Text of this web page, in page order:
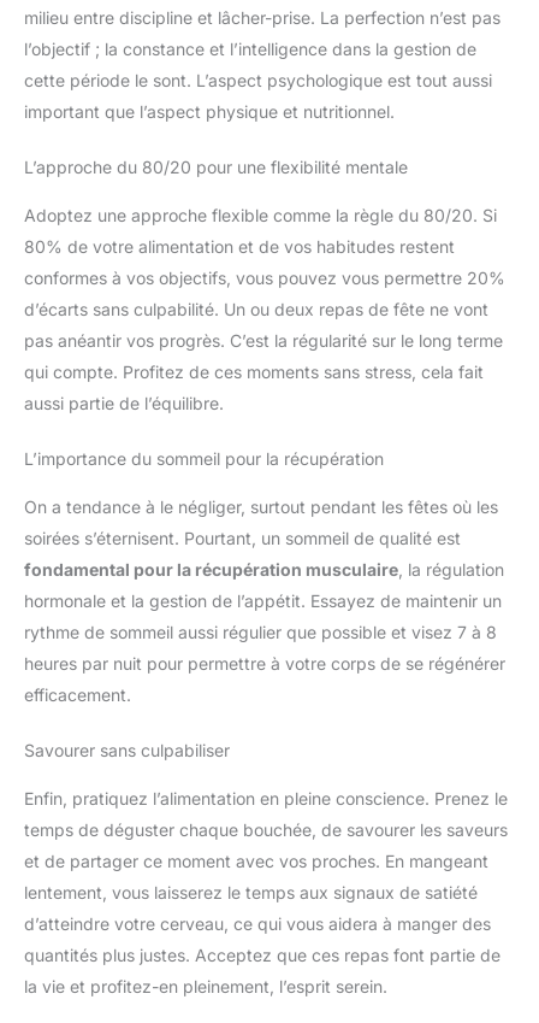
milieu entre discipline et lâcher-prise. La perfection n’est pas
l’objectif ; la constance et l’intelligence dans la gestion de
cette période le sont. L’aspect psychologique est tout aussi
important que l’aspect physique et nutritionnel.
L’approche du 80/20 pour une flexibilité mentale
Adoptez une approche flexible comme la règle du 80/20. Si
80% de votre alimentation et de vos habitudes restent
conformes à vos objectifs, vous pouvez vous permettre 20%
d’écarts sans culpabilité. Un ou deux repas de fête ne vont
pas anéantir vos progrès. C’est la régularité sur le long terme
qui compte. Profitez de ces moments sans stress, cela fait
aussi partie de l’équilibre.
L’importance du sommeil pour la récupération
On a tendance à le négliger, surtout pendant les fêtes où les
soirées s’éternisent. Pourtant, un sommeil de qualité est
fondamental pour la récupération musculaire , la régulation
hormonale et la gestion de l’appétit. Essayez de maintenir un
rythme de sommeil aussi régulier que possible et visez 7 à 8
heures par nuit pour permettre à votre corps de se régénérer
efficacement.
Savourer sans culpabiliser
Enfin, pratiquez l’alimentation en pleine conscience. Prenez le
temps de déguster chaque bouchée, de savourer les saveurs
et de partager ce moment avec vos proches. En mangeant
lentement, vous laisserez le temps aux signaux de satiété
d’atteindre votre cerveau, ce qui vous aidera à manger des
quantités plus justes. Acceptez que ces repas font partie de
la vie et profitez-en pleinement, l’esprit serein.